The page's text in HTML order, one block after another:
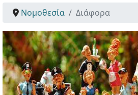
Νομοθεσία Διάφορα